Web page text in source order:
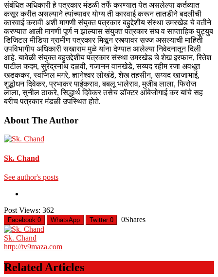
संबंधित अधिकारी हे पत्रकार मंडळी तर्फे करण्यात येत असलेल्या कर्तव्यात
कसूर करीत असल्याने त्यांच्यावर योग्य ती कारवाई करून तातडीने बदलीची
कारवाई करावी अशी मागणी संयुक्त पत्रकार बहुद्देशीय संस्था उमरखेड चे वतीने
करण्यात आली मागणी पूर्ण न झाल्यास संयुक्त पत्रकार संघ व साप्ताहिक युट्युब
डिजिटल मीडिया ग्रामीण पत्रकार मिळून रस्त्यावर सज्ज असल्याची माहिती
उपविभागीय अधिकारी सखाराम मुळे यांना देण्यात आलेल्या निवेदनातून दिली
आहे. यावेळी संयुक्त बहुउद्देशीय पत्रकार संस्था उमरखेड चे शेख इरफान, रितेश
पाटील कदम, सुरेंद्रनाथ दळवी, गजानन वानखेडे, सय्यद रहीम रजा अवधूत
खडककर, स्वप्निल मगरे, ज्ञानेश्वर लोखंडे, शेख तहसीन, सय्यद खाजाभाई,
शुद्धोधन दिवेकर, प्रभाकर पाईकराव, बबलू भालेराव, मुजीब लाला, फिरोज
लाला, सुनील ठाकरे, सिद्धार्थ दिवेकर तसेच डॉक्टर आंबेजोगाई कर यांचे सह
बरीच पत्रकार मंडळी उपस्थित होते.
About The Author
Sk. Chand
See author's posts
Post Views: 362
Facebook 0 WhatsApp Twitter 0 0Shares
Sk. Chand
http://tv9maza.com
Related Articles